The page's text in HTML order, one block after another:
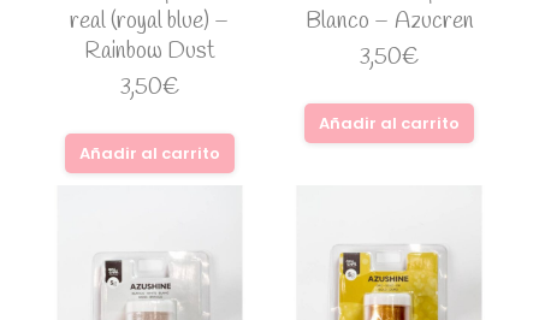
real (royal blue) –
Rainbow Dust
3,50€
Añadir al carrito
Blanco – Azucren
3,50€
Añadir al carrito